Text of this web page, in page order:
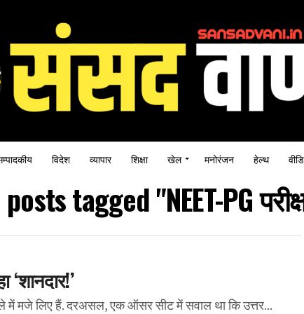
विदेश व्यापार शिक्षा खेल मनोरंजन हेल्थ
tagged "NEET-PG
मजे लिए हैं. दरअसल, एक ऑसर सीट में सवाल था कि उत्तर...